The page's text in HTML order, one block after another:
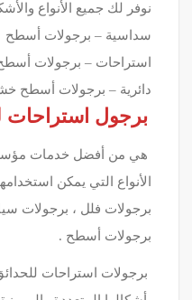
نوفر لك جميع الأنواع
سداسية – برجولات أسطح
استراحات – برجولات
دائرية – برجولات أسطح
برجول استراحات
هي من أفضل خدمات
الأنواع التي يمكن
برجولات فلل ، برجولات
برجولات أسطح .
برجولات استراحات